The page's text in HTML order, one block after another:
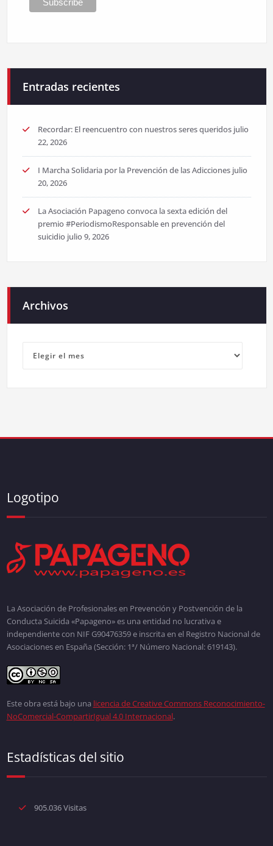
Entradas recientes
Recordar: El reencuentro con nuestros seres queridos julio
22, 2026
I Marcha Solidaria por la Prevención de las Adicciones julio
20, 2026
La Asociación Papageno convoca la sexta edición del
premio #PeriodismoResponsable en prevención del
suicidio julio 9, 2026
Archivos
Logotipo
La Asociación de Profesionales en Prevención y Postvención de la
Conducta Suicida «Papageno» es una entidad no lucrativa e
independiente con NIF G90476359 e inscrita en el Registro Nacional de
Asociaciones en España (Sección: 1ª/ Número Nacional: 619143).
Este obra está bajo una licencia de Creative Commons Reconocimiento-
NoComercial-CompartirIgual 4.0 Internacional.
Estadísticas del sitio
905.036 Visitas